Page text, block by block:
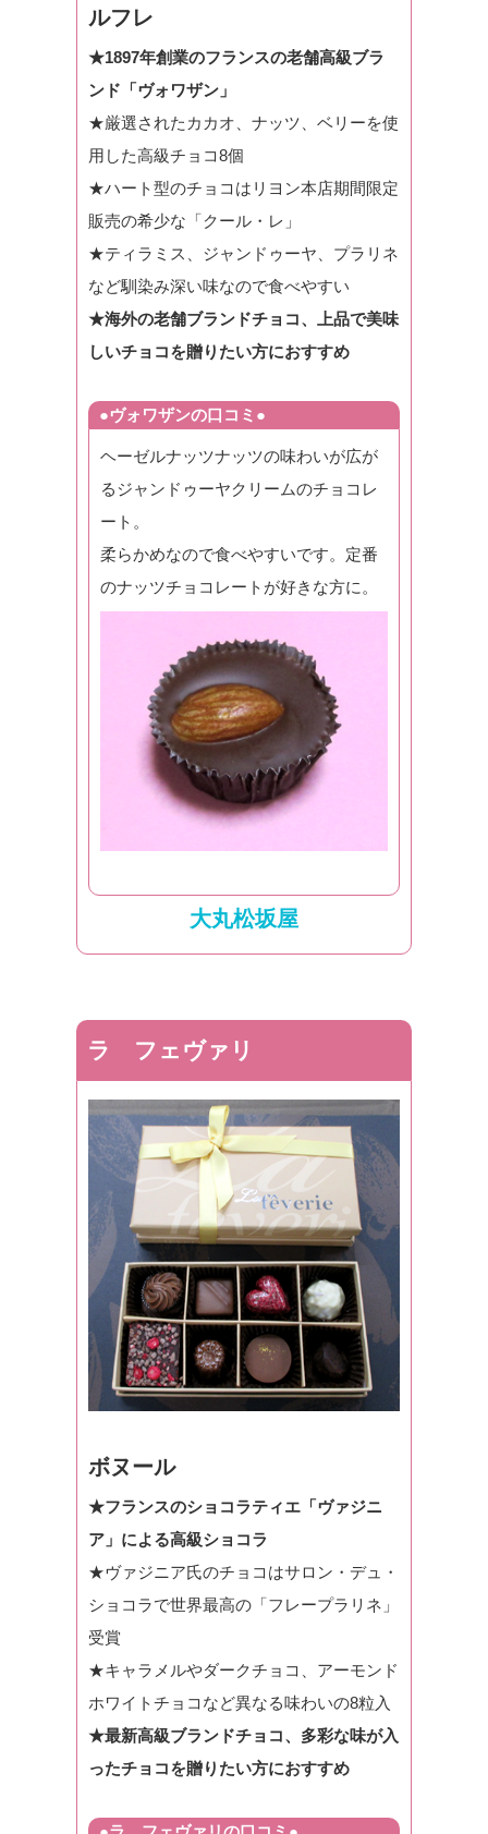
ルフレ
★1897年創業のフランスの老舗高級ブラ
ンド「ヴォワザン」
★厳選されたカカオ、ナッツ、ベリーを使
用した高級チョコ8個
★ハート型のチョコはリヨン本店期間限定
販売の希少な「クール・レ」
★ティラミス、ジャンドゥーヤ、プラリネ
など馴染み深い味なので食べやすい
★海外の老舗ブランドチョコ、上品で美味
しいチョコを贈りたい方におすすめ
●ヴォワザンの口コミ●
ヘーゼルナッツナッツの味わいが広が
るジャンドゥーヤクリームのチョコレ
ート。
柔らかめなので食べやすいです。定番
のナッツチョコレートが好きな方に。
大丸松坂屋
ラ フェヴァリ
ボヌール
★フランスのショコラティエ「ヴァジニ
ア」による高級ショコラ
★ヴァジニア氏のチョコはサロン・デュ・
ショコラで世界最高の「フレープラリネ」
受賞
★キャラメルやダークチョコ、アーモンド
ホワイトチョコなど異なる味わいの8粒入
★最新高級ブランドチョコ、多彩な味が入
ったチョコを贈りたい方におすすめ